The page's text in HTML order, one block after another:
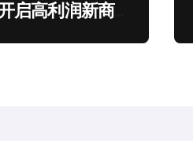
启高利润新商